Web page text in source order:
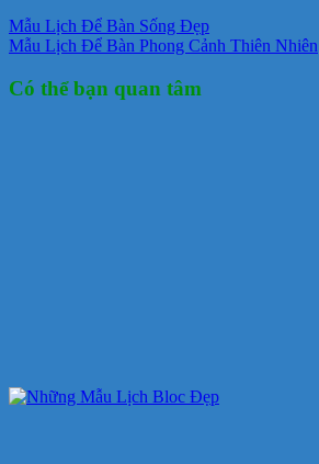
Mẫu Lịch Để Bàn Sống Đẹp
Mẫu Lịch Để Bàn Phong Cảnh Thiên Nhiên
Có thể bạn quan tâm